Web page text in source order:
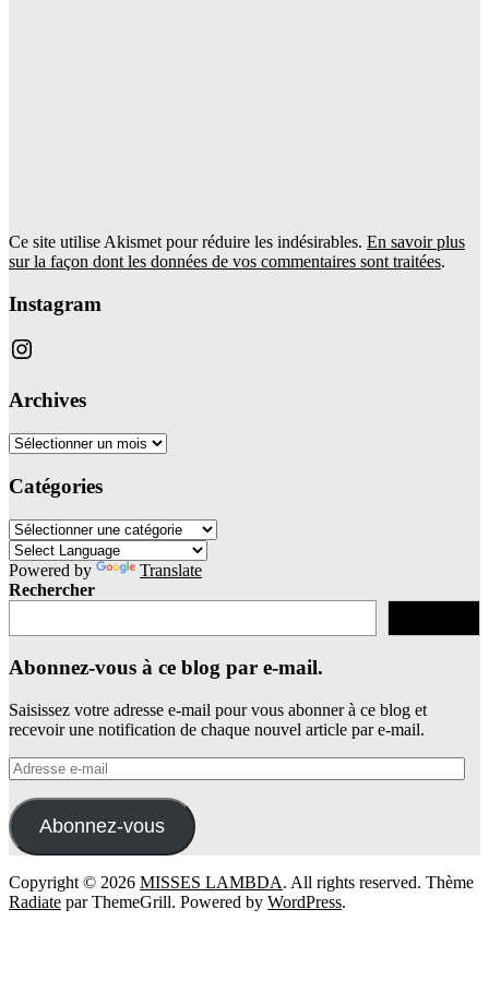
Ce site utilise Akismet pour réduire les indésirables. En savoir plus
sur la façon dont les données de vos commentaires sont traitées.
Instagram
Instagram
Archives
Archives
Catégories
Catégories
Powered by
Translate
Rechercher
Abonnez-vous à ce blog par e-mail.
Saisissez votre adresse e-mail pour vous abonner à ce blog et
recevoir une notification de chaque nouvel article par e-mail.
Adresse
e-
mail
Abonnez-vous
Copyright © 2026 MISSES LAMBDA. All rights reserved. Thème
Radiate par ThemeGrill. Powered by WordPress.